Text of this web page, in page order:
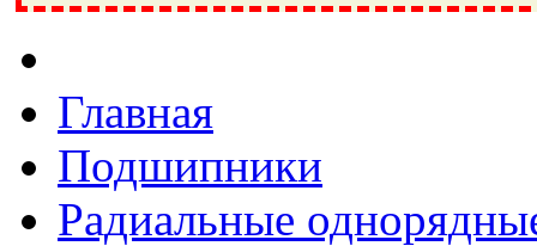
Ивантеевка, подшипники, пневматика, метизы, техника,
Главная
Подшипники
Радиальные